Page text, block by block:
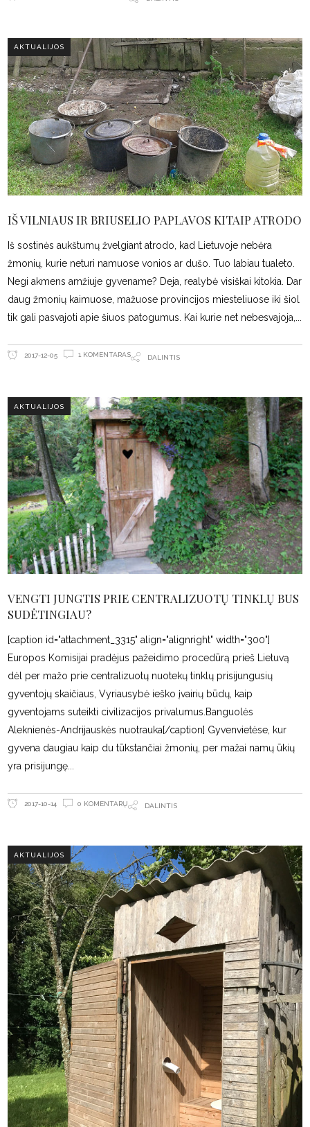
AKTUALIJOS
IŠ VILNIAUS IR BRIUSELIO PAPLAVOS KITAIP ATRODO
Iš sostinės aukštumų žvelgiant atrodo, kad Lietuvoje nebėra
žmonių, kurie neturi namuose vonios ar dušo. Tuo labiau tualeto.
Negi akmens amžiuje gyvename? Deja, realybė visiškai kitokia. Dar
daug žmonių kaimuose, mažuose provincijos miesteliuose iki šiol
tik gali pasvajoti apie šiuos patogumus. Kai kurie net nebesvajoja,
2017-12-05 1 KOMENTARAS DALINTIS
AKTUALIJOS
VENGTI JUNGTIS PRIE CENTRALIZUOTŲ TINKLŲ BUS
SUDĖTINGIAU?
[caption id="attachment_3315" align="alignright" width="300"]
Europos Komisijai pradėjus pažeidimo procedūrą prieš Lietuvą
dėl per mažo prie centralizuotų nuotekų tinklų prisijungusių
gyventojų skaičiaus, Vyriausybė ieško įvairių būdų, kaip
gyventojams suteikti civilizacijos privalumus.Banguolės
Aleknienės-Andrijauskės nuotrauka[/caption] Gyvenvietėse, kur
gyvena daugiau kaip du tūkstančiai žmonių, per mažai namų ūkių
yra prisijungę
2017-10-14 0 KOMENTARŲ DALINTIS
AKTUALIJOS